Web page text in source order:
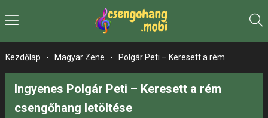
Kezdőlap - Magyar Zene - Polgár Peti – Keresett a rém
Ingyenes Polgár Peti – Keresett a rém
csengőhang letöltése